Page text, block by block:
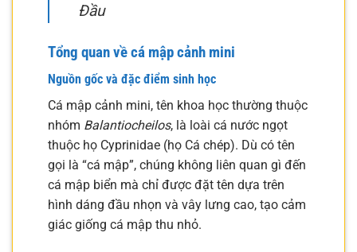
Đầu
Tổng quan về cá mập cảnh mini
Nguồn gốc và đặc điểm sinh học
Cá mập cảnh mini, tên khoa học thường thuộc
nhóm Balantiocheilos, là loài cá nước ngọt
thuộc họ Cyprinidae (họ Cá chép). Dù có tên
gọi là “cá mập”, chúng không liên quan gì đến
cá mập biển mà chỉ được đặt tên dựa trên
hình dáng đầu nhọn và vây lưng cao, tạo cảm
giác giống cá mập thu nhỏ.